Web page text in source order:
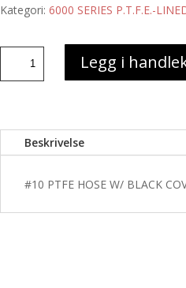
Kategori: 6000 SERIES P.T.F.E.-
#10
COVER,
antall
Legg i
Beskrivelse
#10 PTFE HOSE W/ BLACK